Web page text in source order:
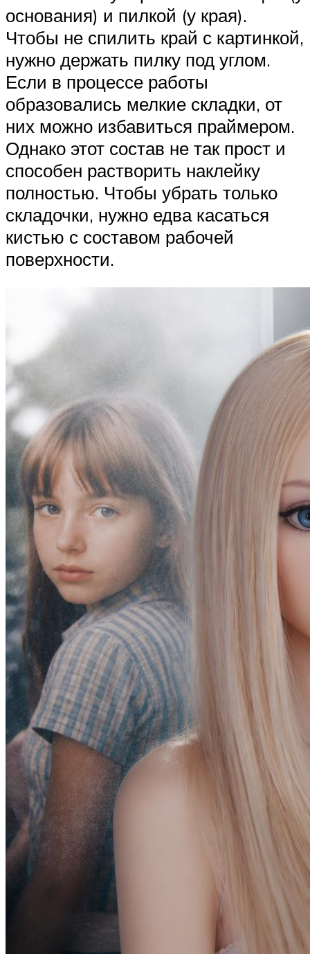
основания) и пилкой (у края).
Чтобы не спилить край с картинкой,
нужно держать пилку под углом.
Если в процессе работы
образовались мелкие складки, от
них можно избавиться праймером.
Однако этот состав не так прост и
способен растворить наклейку
полностью. Чтобы убрать только
складочки, нужно едва касаться
кистью с составом рабочей
поверхности.